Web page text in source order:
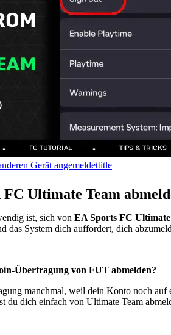
Gerät angemeldettitle
Ultimate Team
ist, sich von EA Sports FC
das System dich auffordert, dich
Übertragung von FUT abmelden?
manchmal, weil dein Konto noch
du dich einfach von Ultimate Team